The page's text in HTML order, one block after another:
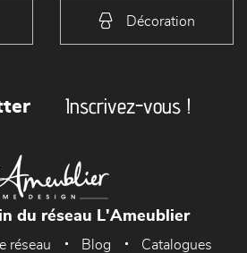
Décoration
Inscrivez-vous !
du réseau L'Ameublier
réseau Blog
Catalogues